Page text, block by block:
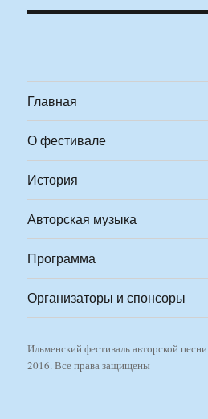
Главная
О фестивале
История
Авторская музыка
Программа
Организаторы и спонсоры
Ильменский фестиваль авторской песни
2016. Все права защищены